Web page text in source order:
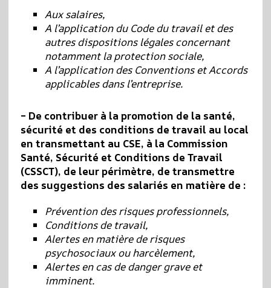
Aux salaires,
A l’application du Code du travail et des
autres dispositions légales concernant
notamment la protection sociale,
A l’application des Conventions et Accords
applicables dans l’entreprise.
– De contribuer à la promotion de la santé,
sécurité et des conditions de travail au local
en transmettant au CSE, à la Commission
Santé, Sécurité et Conditions de Travail
(CSSCT), de leur périmètre, de transmettre
des suggestions des salariés en matière de :
Prévention des risques professionnels,
Conditions de travail,
Alertes en matière de risques
psychosociaux ou harcèlement,
Alertes en cas de danger grave et
imminent.